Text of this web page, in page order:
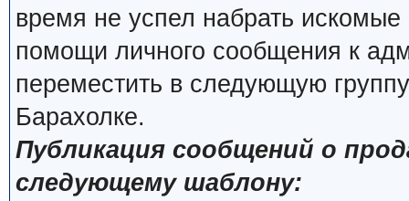
время не успел набрать
помощи личного сообщения к
переместить в следующую
Барахолке.
Публикация сообщений о
следующему шаблону: